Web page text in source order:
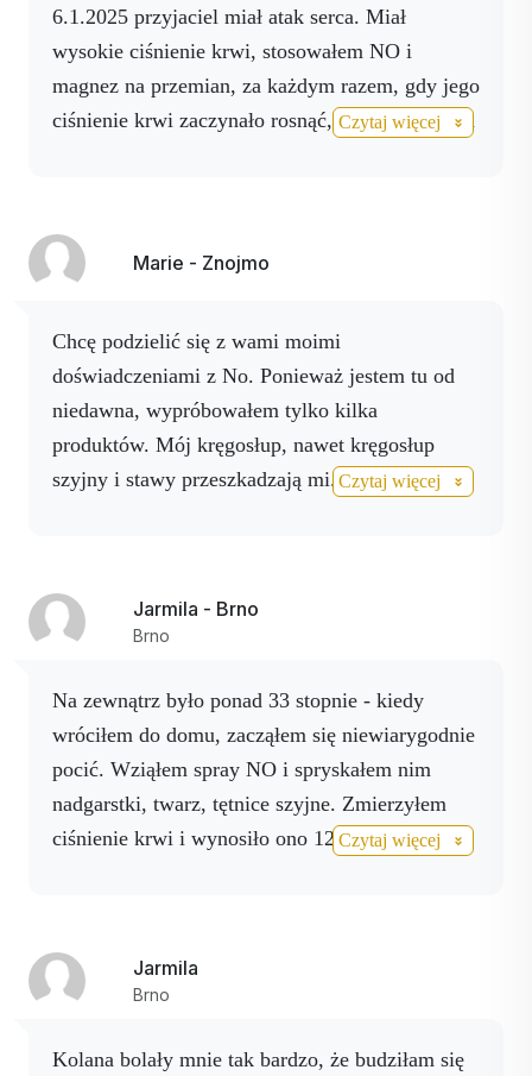
6.1.2025 przyjaciel miał atak serca. Miał
wysokie ciśnienie krwi, stosowałem NO i
magnez na przemian, za każdym razem, gdy jego
ciśnienie krwi zaczynało rosnąć, aż do przyjazdu
Kolejna kontrola w grudniu i lekarz pokazał mu
Przez długi czas uczciwie stosował produkty 5
razy dziennie, a od września tylko 3 razy
dziennie. Nadal miał problemy z jelitami, dałem
mu Detox+, Microbiome i po 14 dniach był już
zdrowy.
Czytaj więcej
Marie - Znojmo
Chcę podzielić się z wami moimi
doświadczeniami z No. Ponieważ jestem tu od
niedawna, wypróbowałem tylko kilka
produktów. Mój kręgosłup, nawet kręgosłup
szyjny i stawy przeszkadzają mi. Kiedy moje
ustępuje i mogę funkcjonować. Mój mąż używa
mogę się doczekać wypróbowania innych
Czytaj więcej
Jarmila - Brno
Brno
Na zewnątrz było ponad 33 stopnie - kiedy
wróciłem do domu, zacząłem się niewiarygodnie
pocić. Wziąłem spray NO i spryskałem nim
nadgarstki, twarz, tętnice szyjne. Zmierzyłem
ciśnienie krwi i wynosiło ono 120/64. Po chwili
jeszcze 2 razy. Jestem bardzo wdzięczny za
Czytaj więcej
Jarmila
Brno
Kolana bolały mnie tak bardzo, że budziłam się